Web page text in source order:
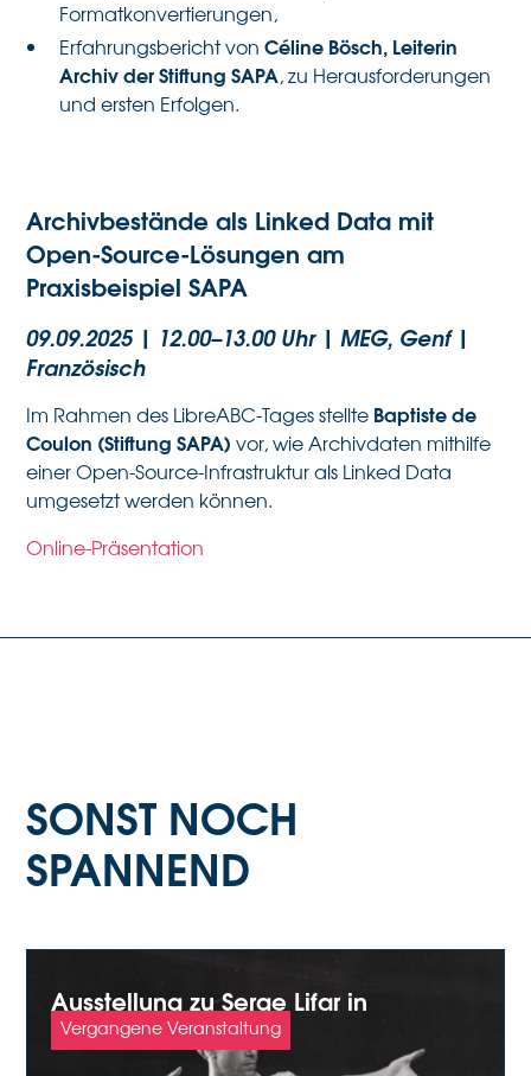
Formatkonvertierungen,
Erfahrungsbericht vonCéline Bösch, Leiterin
Archiv der Stiftung SAPA, zu Herausforderungen
und ersten Erfolgen.
Archivbestände als Linked Data mit
Open-Source-Lösungen am
Praxisbeispiel SAPA
09.09.2025 | 12.00–13.00 Uhr | MEG, Genf |
Französisch
Im Rahmen des LibreABC-Tages stellte Baptiste de
Coulon (Stiftung SAPA) vor, wie Archivdaten mithilfe
einer Open-Source-Infrastruktur als Linked Data
umgesetzt werden können.
Online-Präsentation
SONST NOCH
SPANNEND
Ausstellung zu Serge Lifar in
Lausanne
Vergangene Veranstaltung